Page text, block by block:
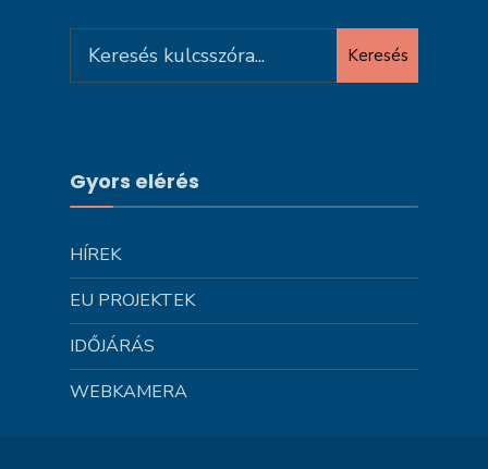
for:
Keresés
Gyors elérés
HÍREK
EU PROJEKTEK
IDŐJÁRÁS
WEBKAMERA